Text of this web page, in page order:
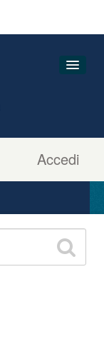
Accedi